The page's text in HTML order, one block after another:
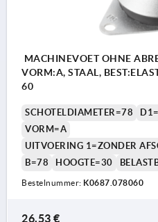
MACHINEVOET OHNE
VORM:A, STAAL,
60
SCHOTELDIAMETER=78
VORM=A
UITVOERING 1=ZONDER
B=78
HOOGTE=30
Bestelnummer: K0687.078060
26,53 €